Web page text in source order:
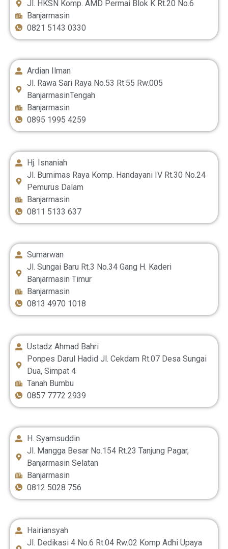
Jl. HKSN Komp. AMD Permai Blok K Rt.20 No.6
Banjarmasin
0821 5143 0330
Ardian Ilman
Jl. Rawa Sari Raya No.53 Rt.55 Rw.005
BanjarmasinTengah
Banjarmasin
0895 1995 4259
Hj. Isnaniah
Jl. Bumimas Raya Komp. Handayani IV Rt.30 No.24
Pemurus Dalam
Banjarmasin
0811 5133 637
Sumarwan
Jl. Sungai Baru Rt.3 No.34 Gang H. Kaderi
Banjarmasin Timur
Banjarmasin
0813 4970 1018
Ustadz Ahmad Bahri
Ponpes Darul Hadid Jl. Cekdam Rt.07 Desa Sungai
Dua, Simpat 4
Tanah Bumbu
0857 7772 2939
H. Syamsuddin
Jl. Mangga Besar No.154 Rt.23 Tanjung Pagar,
Banjarmasin Selatan
Banjarmasin
0812 5028 756
Hairiansyah
Jl. Dedikasi 4 No.6 Rt.04 Rw.02 Komp Adhi Upaya